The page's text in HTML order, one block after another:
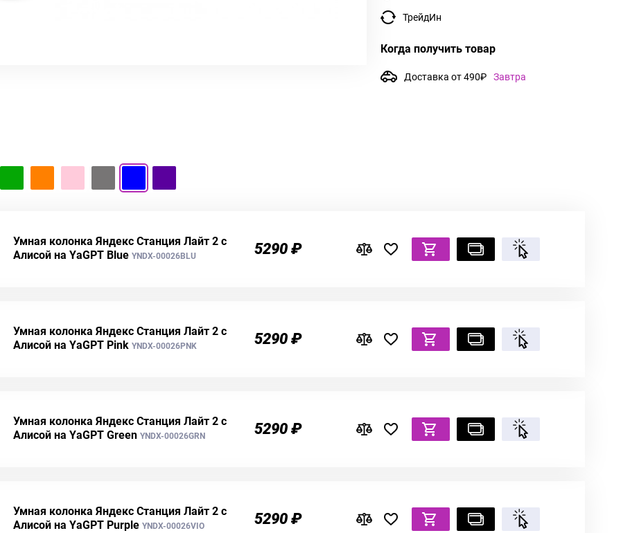
ТрейдИн
Когда получить товар
Доставка от 490₽ Завтра
Умная колонка Яндекс Станция Лайт 2 c
Алисой на YaGPT Blue YNDX-00026BLU 5290 ₽
Умная колонка Яндекс Станция Лайт 2 c
Алисой на YaGPT Pink YNDX-00026PNK 5290 ₽
Умная колонка Яндекс Станция Лайт 2 c
Алисой на YaGPT Green YNDX-00026GRN 5290 ₽
Умная колонка Яндекс Станция Лайт 2 c
Алисой на YaGPT Purple YNDX-00026VIO 5290 ₽